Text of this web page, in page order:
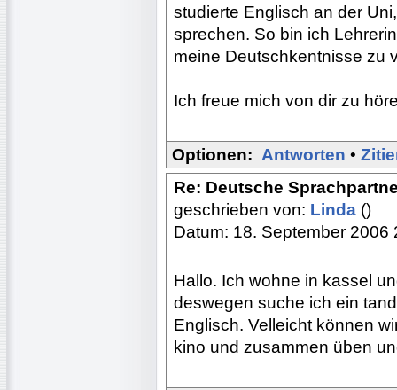
studierte Englisch an der
sprechen. So bin ich
meine Deutschkentnisse zu
Ich freue mich von dir zu
Optionen: Antworten •
Re: Deutsche
geschrieben von: Linda ()
Datum: 18. September 2006
Hallo. Ich wohne in kassel
deswegen suche ich ein
Englisch. Velleicht können
kino und zusammen üben